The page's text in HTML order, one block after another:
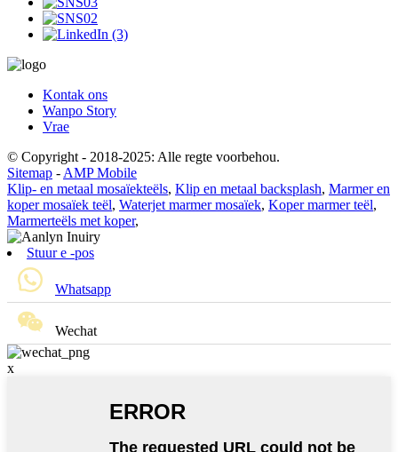
Kontak ons
Wanpo Story
Vrae
© Copyright - 2018-2025: Alle regte voorbehou.
Sitemap - AMP Mobile
Klip- en metaal mosaïekteëls, Klip en metaal backsplash, Marmer en
koper mosaïek teël, Waterjet marmer mosaïek, Koper marmer teël,
Marmerteëls met koper,
Stuur e -pos
Whatsapp
Wechat
x